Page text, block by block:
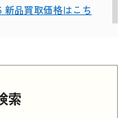
索
新品買取価格はこち
新品買取価格はこ